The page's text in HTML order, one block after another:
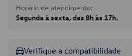
Horário de atendimento:
Segunda à sexta, das 8h às 17h.
Verifique a compatibilidade